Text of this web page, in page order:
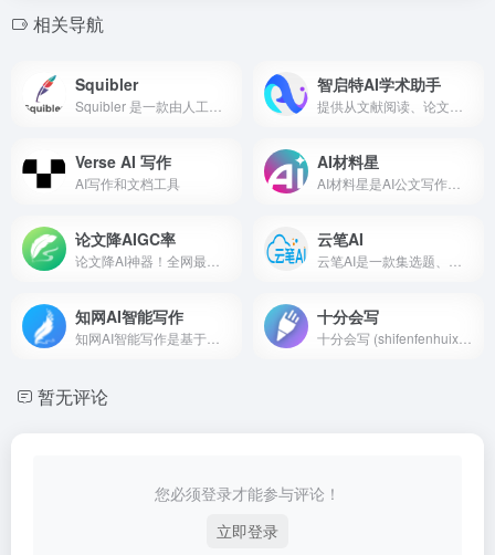
相关导航
Squibler 智启特AI学术助手
Verse AI 写作
AI写作和文档工具
AI材料星
论文降AIGC率 云笔AI
知网AI智能写作 十分会写
暂无评论
您必须登录才能参与评论！
立即登录